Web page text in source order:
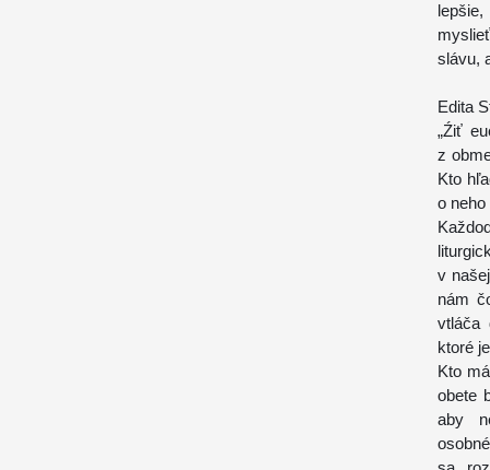
slávu,
Edita
„Źiť
z
Kto
o
v
nám
vtláča
ktoré
Kto
obete
aby